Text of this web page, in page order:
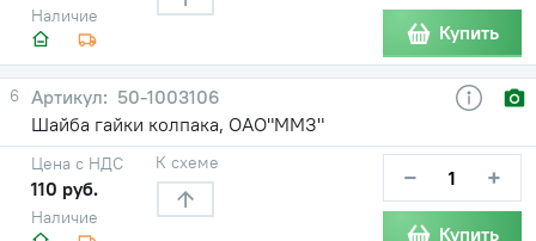
Наличие
Купить
6
50-1003106
Шайба гайки колпака, ОАО"ММЗ"
Наличие
Цена с НДС
110 руб.
К схеме − +
Купить